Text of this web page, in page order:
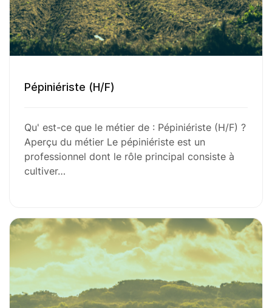
Pépiniériste (H/F)
Qu' est-ce que le métier de : Pépiniériste (H/F) ?
Aperçu du métier Le pépiniériste est un
professionnel dont le rôle principal consiste à
cultiver…